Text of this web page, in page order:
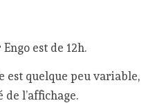
est de 12h.
est quelque peu variable,
l’affichage.